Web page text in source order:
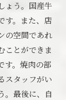
する方法
び方
み方
めのコツ
方
ょう。国産牛
す。また、店
の空間であれ
ことができま
す。焼肉の部
スタッフがい
。最後に、自